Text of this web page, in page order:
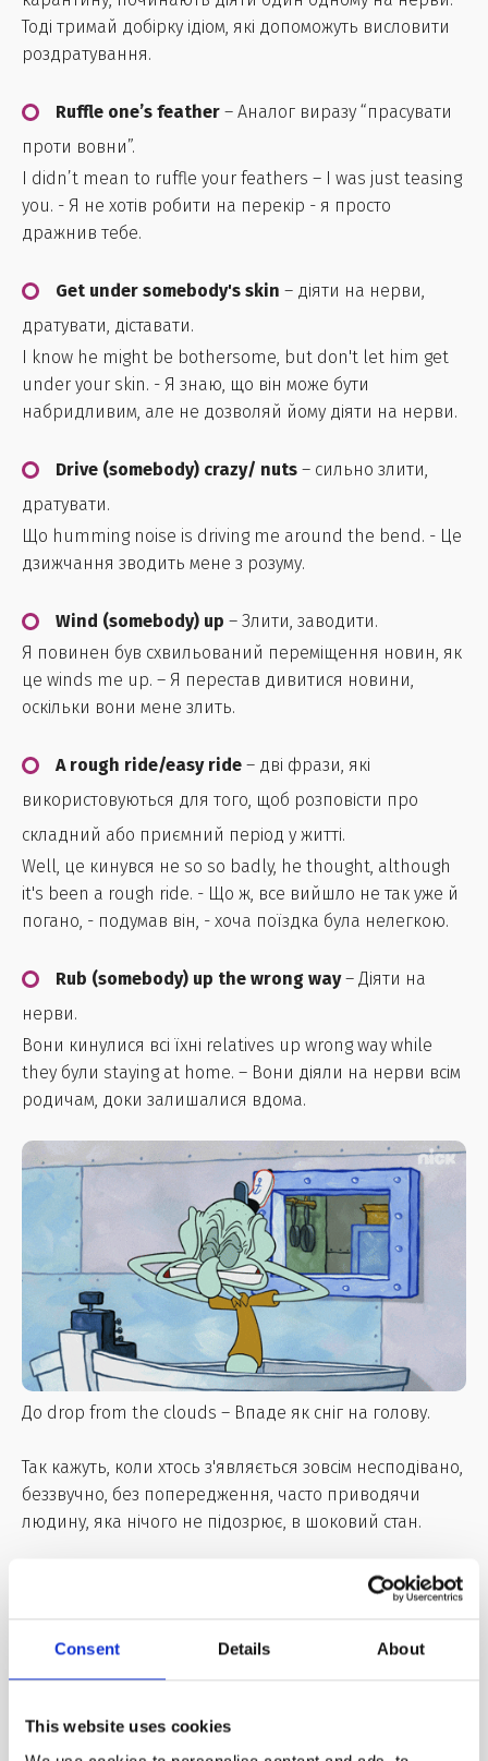
Consent Details About
This website uses cookies
Тоді тримай добірку ідіом, які допоможуть висловити
роздратування.
Ruffle one’s feather – Аналог виразу “прасувати
проти вовни”.
I didn’t mean to ruffle your feathers – I was just teasing
you. - Я не хотів робити на перекір - я просто
дражнив тебе.
Get under somebody's skin – діяти на нерви,
дратувати, діставати.
I know he might be bothersome, but don't let him get
under your skin. - Я знаю, що він може бути
набридливим, але не дозволяй йому діяти на нерви.
Drive (somebody) crazy/ nuts – сильно злити,
дратувати.
Що humming noise is driving me around the bend. - Це
дзижчання зводить мене з розуму.
Wind (somebody) up – Злити, заводити.
Я повинен був схвильований переміщення новин, як
це winds me up. – Я перестав дивитися новини,
оскільки вони мене злить.
A rough ride/easy ride – дві фрази, які
використовуються для того, щоб розповісти про
складний або приємний період у житті.
Well, це кинувся не so so badly, he thought, although
it's been a rough ride. - Що ж, все вийшло не так уже й
погано, - подумав він, - хоча поїздка була нелегкою.
Rub (somebody) up the wrong way– Діяти на
нерви.
Вони кинулися всі їхні relatives up wrong way while
they були staying at home. – Вони діяли на нерви всім
родичам, доки залишалися вдома.
До drop from the clouds – Впаде як сніг на голову.
Так кажуть, коли хтось з'являється зовсім несподівано,
беззвучно, без попередження, часто приводячи
людину, яка нічого не підозрює, в шоковий стан.
– несподівано або як грім
Використовується, коли щось відбувається
Drop a bombshell– Повідомити несподівану